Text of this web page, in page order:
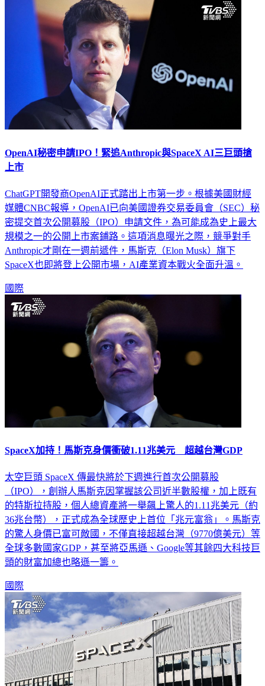
OpenAI秘密申請IPO！緊追Anthropic與SpaceX AI三巨頭搶
上市
ChatGPT開發商OpenAI正式踏出上市第一步。根據美國財經
媒體CNBC報導，OpenAI已向美國證券交易委員會（SEC）秘
密提交首次公開募股（IPO）申請文件，為可能成為史上最大
規模之一的公開上市案鋪路。這項消息曝光之際，競爭對手
Anthropic才剛在一週前遞件，馬斯克（Elon Musk）旗下
SpaceX也即將登上公開市場，AI產業資本戰火全面升溫。
國際
SpaceX加持！馬斯克身價衝破1.11兆美元 超越台灣GDP
太空巨頭 SpaceX 傳最快將於下週進行首次公開募股
（IPO），創辦人馬斯克因掌握該公司近半數股權，加上既有
的特斯拉持股，個人總資產將一舉飆上驚人的1.11兆美元（約
36兆台幣），正式成為全球歷史上首位「兆元富翁」。馬斯克
的驚人身價已富可敵國，不僅直接超越台灣（9770億美元）等
全球多數國家GDP，甚至將亞馬遜、Google等其餘四大科技巨
頭的財富加總也略遜一籌。
國際